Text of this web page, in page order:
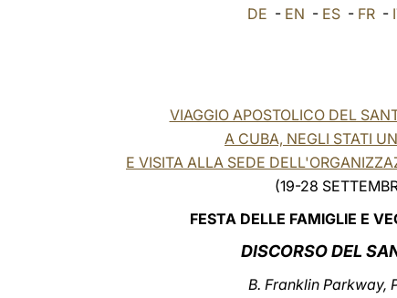
DE - EN - ES - FR -
VIAGGIO APOSTOLICO DEL
A CUBA, NEGLI STATI
E VISITA ALLA SEDE
(19-28
FESTA DELLE FAMIGLIE E
DISCORSO DEL
B. Franklin Parkway,